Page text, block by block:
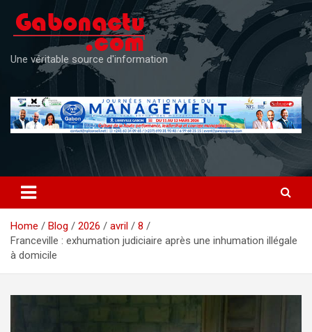
content
Une véritable source d'information
Home Blog 2026 avril
8
Franceville : exhumation judiciaire après une inhumation illégale
à domicile